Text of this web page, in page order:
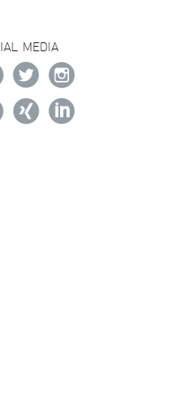
MEDIA